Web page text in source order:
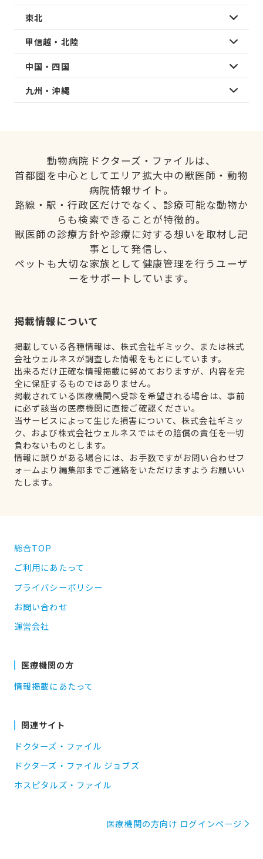
東北
甲信越・北陸
中国・四国
九州・沖縄
動物病院ドクターズ・ファイルは、
首都圏を中心としてエリア拡大中の獣医師・動物
病院情報サイト。
路線・駅・行政区だけでなく、診療可能な動物か
らも検索できることが特徴的。
獣医師の診療方針や診療に対する想いを取材し記
事として発信し、
ペットも大切な家族として健康管理を行うユーザ
ーをサポートしています。
掲載情報について
掲載している各種情報は、株式会社ギミック、または株式
会社ウェルネスが調査した情報をもとにしています。
出来るだけ正確な情報掲載に努めておりますが、内容を完
全に保証するものではありません。
掲載されている医療機関へ受診を希望される場合は、事前
に必ず該当の医療機関に直接ご確認ください。
当サービスによって生じた損害について、株式会社ギミッ
ク、および株式会社ウェルネスではその賠償の責任を一切
負わないものとします。
情報に誤りがある場合には、お手数ですがお問い合わせフ
ォームより編集部までご連絡をいただけますようお願いい
たします。
総合TOP
ご利用にあたって
プライバシーポリシー
お問い合わせ
運営会社
医療機関の方
情報掲載にあたって
関連サイト
ドクターズ・ファイル
ドクターズ・ファイル ジョブズ
ホスピタルズ・ファイル
医療機関の方向け ログインページ